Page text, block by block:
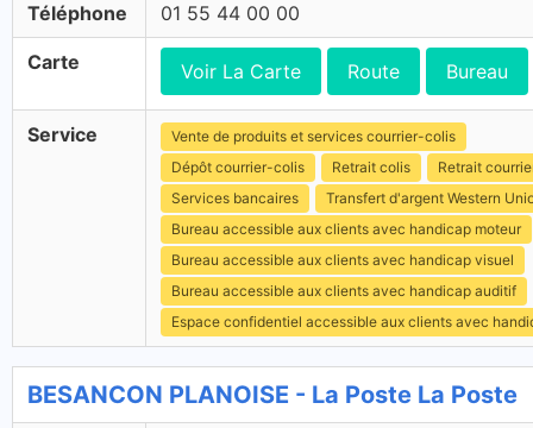
Téléphone 01 55 44 00 00
Carte Voir La Carte Route Bureau
Service
Vente de produits et services courrier-colis
Dépôt courrier-colis
Retrait colis
Retrait
Services bancaires
Transfert d'argent Western
Bureau accessible aux clients avec handicap moteur
Bureau accessible aux clients avec handicap visuel
Bureau accessible aux clients avec handicap auditif
Espace confidentiel accessible aux clients avec
BESANCON PLANOISE - La Poste La Poste